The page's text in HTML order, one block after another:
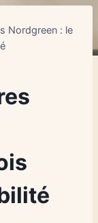
Nordgreen : le